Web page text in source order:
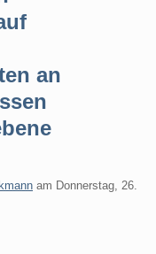
an
am Donnerstag, 26.